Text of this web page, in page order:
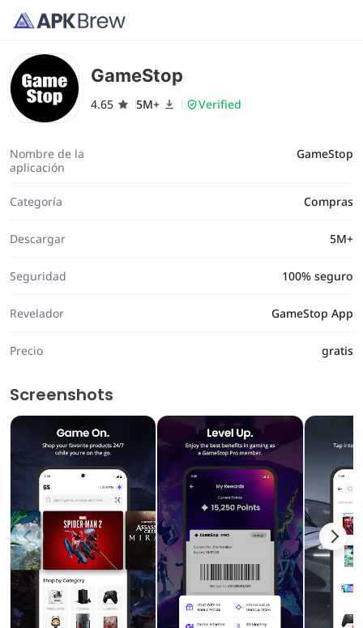
GameStop
4.65 5M+ Verified
Nombre de la
aplicación
GameStop
Categoría Compras
Descargar 5M+
Seguridad 100% seguro
Revelador GameStop App
Precio gratis
Screenshots